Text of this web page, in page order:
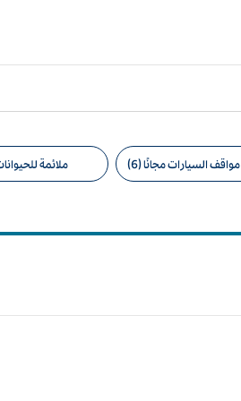
مواقف السيارات مجانًا (6) ملائمة